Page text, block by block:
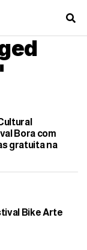
Bora com
gratuita na
Bike Arte